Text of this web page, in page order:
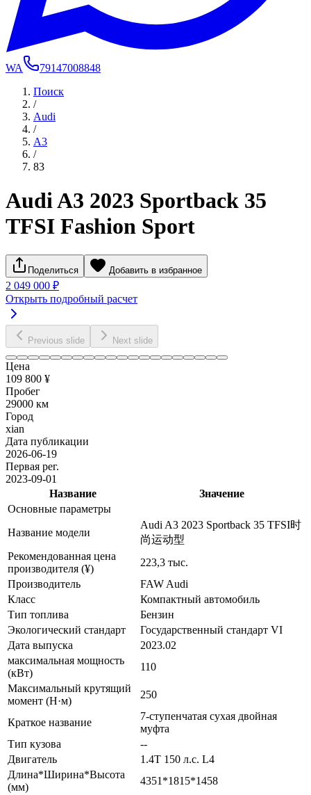
WA
79147008848
Поиск
/
Audi
/
A3
/
83
Audi A3 2023 Sportback 35
TFSI Fashion Sport
Поделиться Добавить в избранное
2 049 000 ₽
Открыть подробный расчет
Previous slide Next slide
Цена
109 800 ¥
Пробег
29000 км
Город
xian
Дата публикации
2026-06-19
Первая рег.
2023-09-01
Название
Значение
Основные параметры
Название модели
Audi A3 2023 Sportback 35 TFSI时
尚运动型
Рекомендованная цена
производителя (¥)
223,3 тыс.
Производитель
FAW Audi
Класс
Компактный автомобиль
Тип топлива
Бензин
Экологический стандарт
Государственный стандарт VI
Дата выпуска
2023.02
максимальная мощность
(кВт)
110
Максимальный крутящий
момент (Н·м)
250
Краткое название
7-ступенчатая сухая двойная
муфта
Тип кузова
--
Двигатель
1.4T 150 л.с. L4
Длина*Ширина*Высота
(мм)
4351*1815*1458